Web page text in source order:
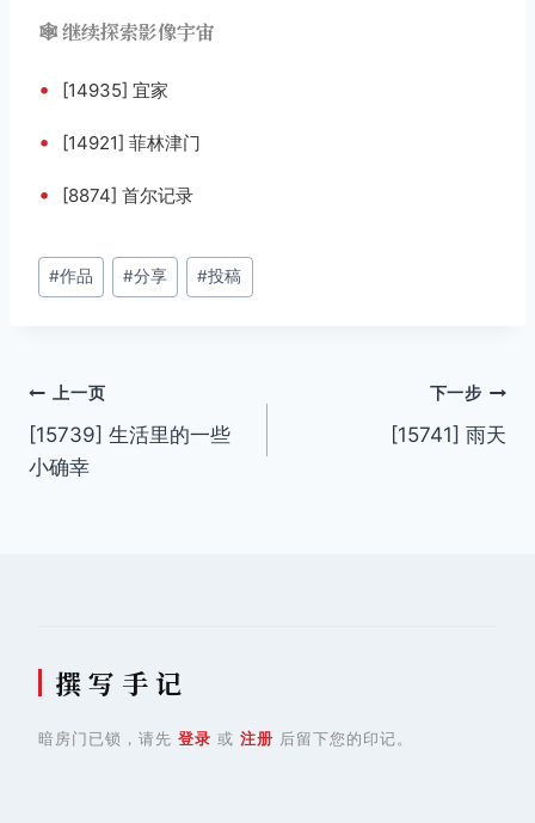
🕸️ 继续探索影像宇宙
• [14935] 宜家
• [14921] 菲林津门
• [8874] 首尔记录
文
章
#作品 #分享 #投稿
文
章
上一页
[15739] 生活里的一些
小确幸
下一步
[15741] 雨天
撰 写 手 记
暗房门已锁，请先 登录 或 注册 后留下您的印记。